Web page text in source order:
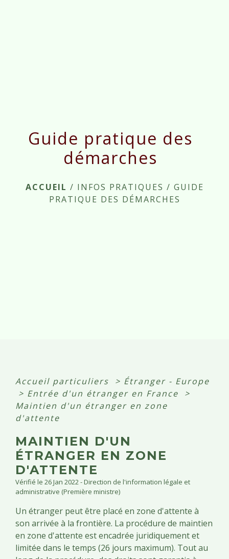
Guide pratique des
démarches
ACCUEIL / INFOS PRATIQUES / GUIDE
PRATIQUE DES DÉMARCHES
Accueil particuliers > Étranger - Europe
> Entrée d'un étranger en France
>
Maintien d'un étranger en zone
d'attente
MAINTIEN D'UN
ÉTRANGER EN ZONE
D'ATTENTE
Vérifié le 26 Jan 2022 - Direction de l'information légale et
administrative (Première ministre)
Un étranger peut être placé en zone d'attente à
son arrivée à la frontière. La procédure de maintien
en zone d'attente est encadrée juridiquement et
limitée dans le temps (26 jours maximum). Tout au